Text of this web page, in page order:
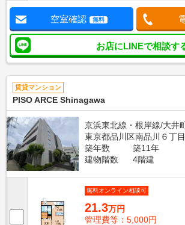
空室確認 無料
お店にLINEで相談す
賃貸マンション
PISO ARCE Shinagawa
京浜東北線・根岸線/大井
東京都品川区南品川６丁目
築年数
築11年
建物階数
4階建
無料オンライン相談可
21.3万円
管理費等：5,000円